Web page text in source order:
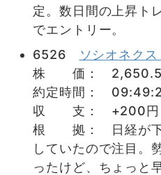
定。数日間の上昇ト
でエントリー。
6526
ソシオネクス
株 価：
約定時間：
収 支： +200円
根 拠： 日経が下
していたので注目。
ったけど、ちょっと